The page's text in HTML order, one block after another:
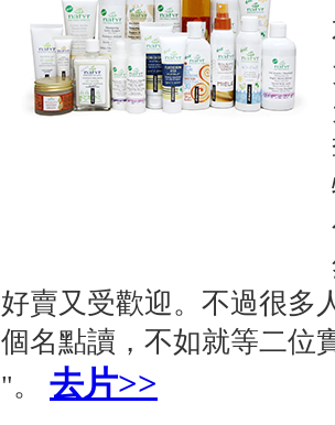
好賣又受歡迎。不過很多
個名點讀，不如就等二位
"。 去片>>